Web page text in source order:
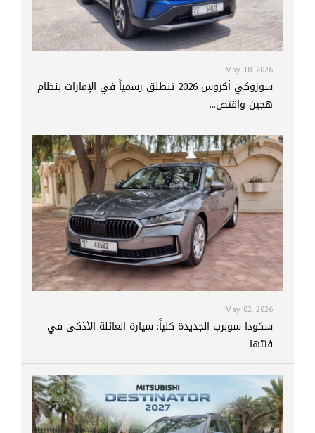
May 18, 2026
سوزوكي أكروس 2026 تنطلق رسمياً في الإمارات بنظام
هجين واقتص...
May 02, 2026
سكودا سوبرب الجديدة كلياً: سيارة العائلة الأذكى في
فئتها